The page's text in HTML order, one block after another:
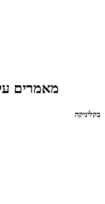
מאמרים
בקליניקה